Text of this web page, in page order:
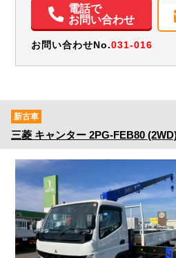
エアコン パワステ パワーウィンドウ
電動格納ミラー
バックモニター
取扱説明書
メンテナンスノート（保証書）
電話で
お問い合わせ
お問い合わせNo.031-016
新古車
三菱 キャンター 2PG-FEB80